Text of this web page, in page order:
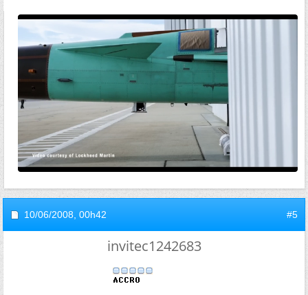
10/06/2008, 00h42 #5
invitec1242683